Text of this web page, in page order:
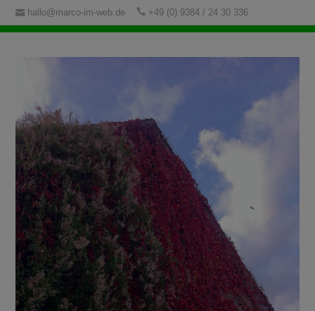
hallo@marco-im-web.de +49 (0) 9384 / 24 30 336